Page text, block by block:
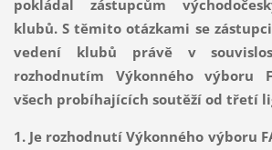
pokládal zástupcům
klubů. S těmito otázkami se
vedení klubů právě v
rozhodnutím Výkonného výboru
všech probíhajících soutěží od třetí
1. Je rozhodnutí Výkonného výboru